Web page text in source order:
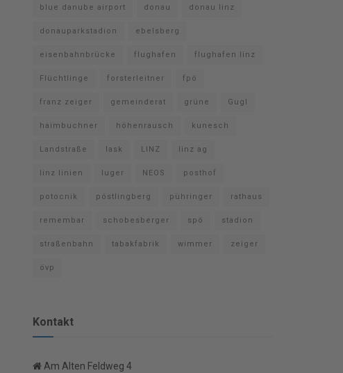
blue danube airport donau donau linz
donauparkstadion ebelsberg
eisenbahnbrücke flughafen flughafen linz
Flüchtlinge forsterleitner fpö
franz zeiger gemeinderat grüne Gugl
haimbuchner höhenrausch kunesch
Landstraße lask LINZ linz ag
linz linien luger NEOS posthof
potocnik pöstlingberg pühringer rathaus
remembar schobesberger spö stadion
straßenbahn tabakfabrik wimmer zeiger
övp
Kontakt
Am Alten Feldweg 4